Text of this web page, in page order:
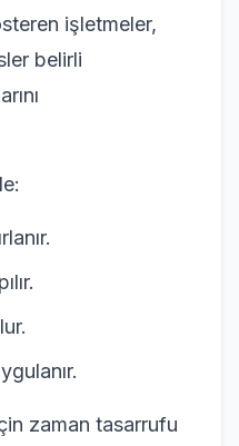
işletmeler,
belirli
zaman tasarrufu